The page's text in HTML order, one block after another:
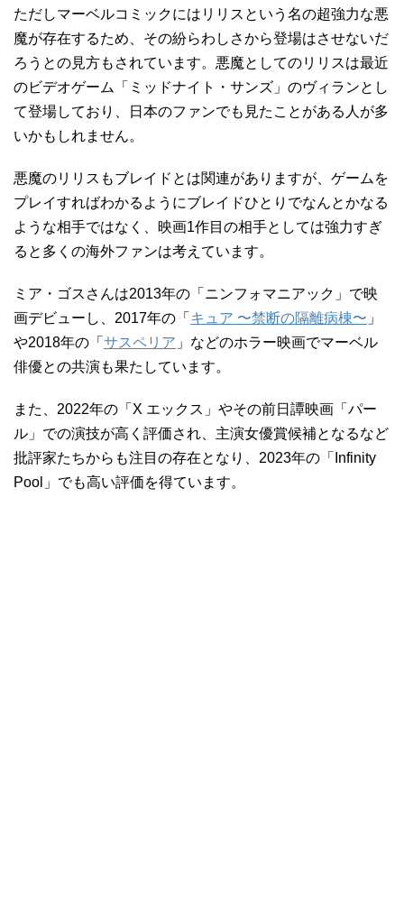
ただしマーベルコミックにはリリスという名の超強力な悪
魔が存在するため、その紛らわしさから登場はさせないだ
ろうとの見方もされています。悪魔としてのリリスは最近
のビデオゲーム「ミッドナイト・サンズ」のヴィランとし
て登場しており、日本のファンでも見たことがある人が多
いかもしれません。
悪魔のリリスもブレイドとは関連がありますが、ゲームを
プレイすればわかるようにブレイドひとりでなんとかなる
ような相手ではなく、映画1作目の相手としては強力すぎ
ると多くの海外ファンは考えています。
ミア・ゴスさんは2013年の「ニンフォマニアック」で映
画デビューし、2017年の「 キュア 〜禁断の隔離病棟〜 」
や2018年の「 サスペリア 」などのホラー映画でマーベル
俳優との共演も果たしています。
また、2022年の「X エックス」やその前日譚映画「パー
ル」での演技が高く評価され、主演女優賞候補となるなど
批評家たちからも注目の存在となり、2023年の「Infinity
Pool」でも高い評価を得ています。